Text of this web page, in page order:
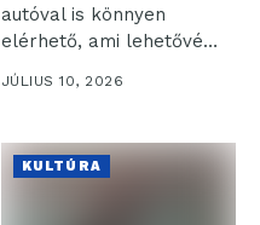
autóval is könnyen
elérhető, ami lehetővé
teszi, hogy saját...
JÚLIUS 10, 2026
KULTÚRA